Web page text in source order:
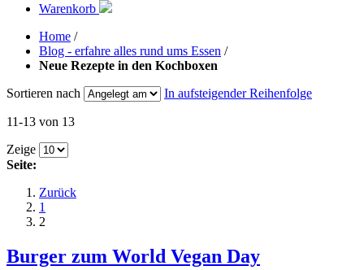
Warenkorb
Home /
Blog - erfahre alles rund ums Essen /
Neue Rezepte in den Kochboxen
Sortieren nach
In aufsteigender Reihenfolge
11-13 von 13
Zeige
Seite:
Zurück
1
2
Burger zum World Vegan Day